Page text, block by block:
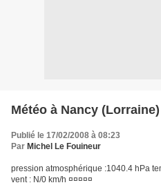
Météo à Nancy
Publié le 17/02/2008 à 08:23
Par Michel Le Fouineur
pression atmosphérique :1040.4 hPa
vent : N/0 km/h ¤¤¤¤¤